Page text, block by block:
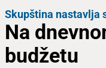
Skupština nastavlja
Na
budžetu